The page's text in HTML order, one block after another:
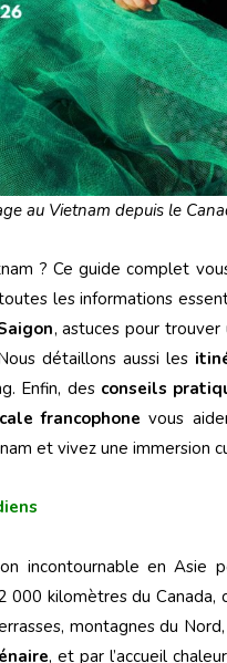
au Vietnam depuis le
? Ce guide complet
les informations
, astuces pour trouver
détaillons aussi les
Enfin, des conseils
francophone vous
et vivez une immersion
incontournable en Asie
000 kilomètres du Canada,
montagnes du
, et par l’accueil